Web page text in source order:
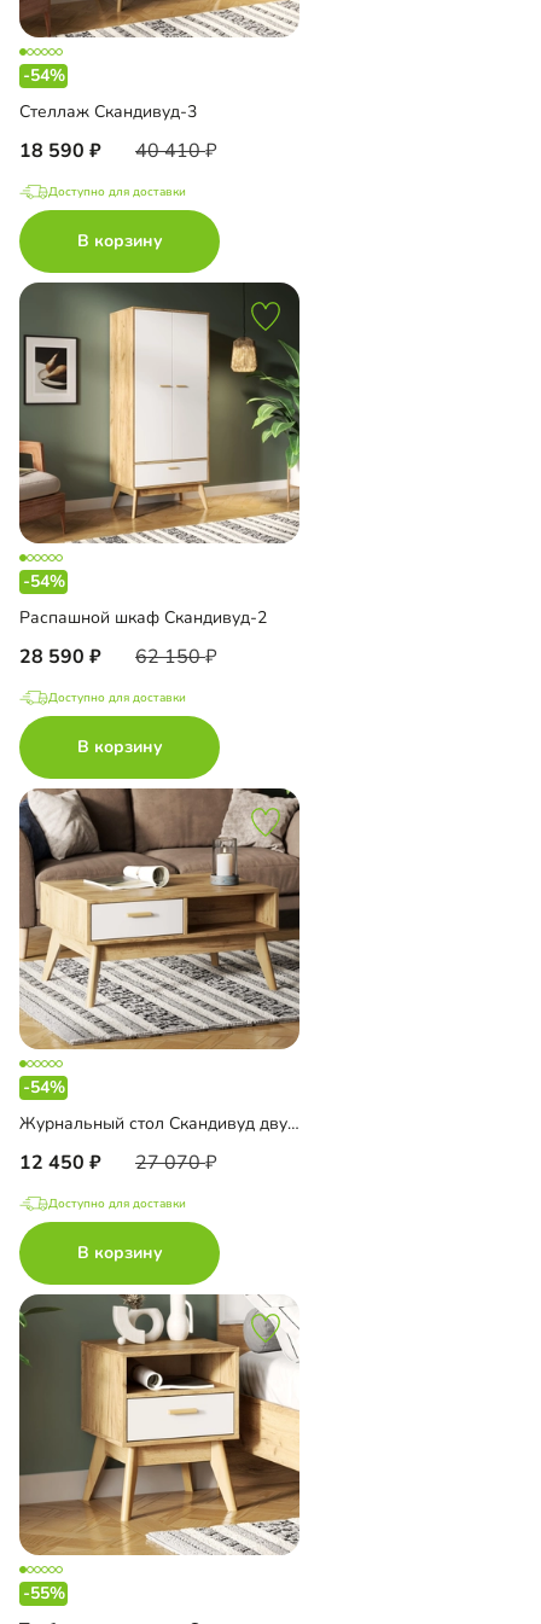
-54%
Стеллаж Скандивуд-3
18 590 40 410
Доступно для доставки
В корзину
-54%
Распашной шкаф Скандивуд-2
28 590 62 150
Доступно для доставки
В корзину
-54%
Журнальный стол Скандивуд двусторонний
12 450 27 070
Доступно для доставки
В корзину
-55%